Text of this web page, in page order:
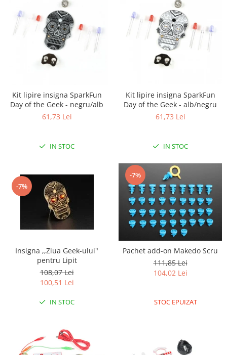
Datalogger
LCD
Multiplexor
Releu
RS-232
Accesorii
Antene
Cabluri
Butoane, Tastaturi
Generale
LED
Kit lipire insigna SparkFun
Day of the Geek - negru/alb
61,73 Lei
IN STOC
Kit lipire insigna SparkFun
Day of the Geek - alb/negru
61,73 Lei
IN STOC
-7%
Insigna ,,Ziua Geek-ului"
pentru Lipit
108,07 Lei
100,51 Lei
IN STOC
-7%
Pachet add-on Makedo Scru
111,85 Lei
104,02 Lei
STOC EPUIZAT